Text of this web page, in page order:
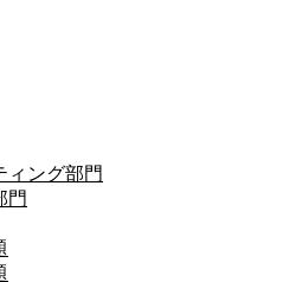
ィング部門
門